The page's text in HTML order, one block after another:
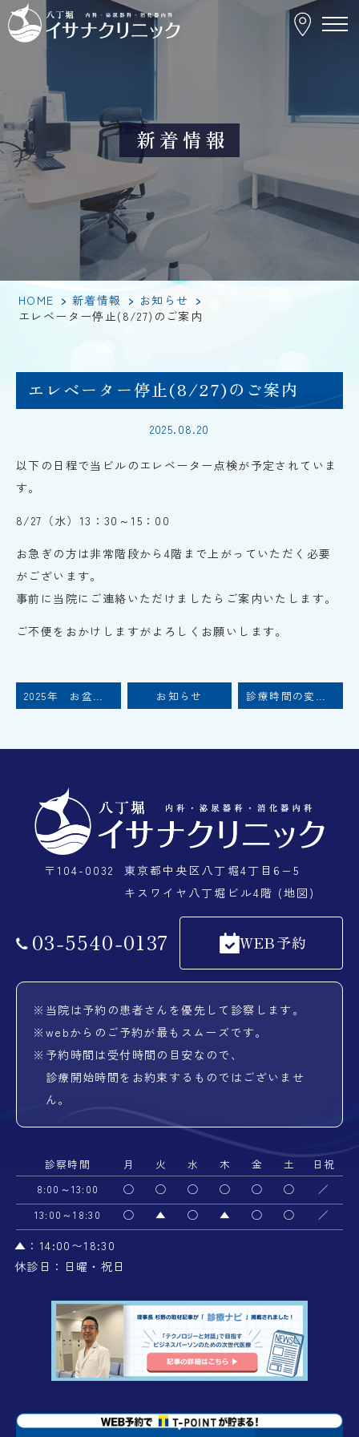
エ
(8/27)
の
ご
案
内
新着情報
HOME > 新着情報 > お知らせ >
エレベーター停止(8/27)のご案内
エレベーター停止(8/27)のご案内
2025.08.20
以下の日程で当ビルのエレベーター点検が予定されていま
す。
8/27（水）13：30～15：00
お急ぎの方は非常階段から4階まで上がっていただく必要
がございます。
事前に当院にご連絡いただけましたらご案内いたします。
ご不便をおかけしますがよろしくお願いします。
2025年 お盆期間中の診察について お知らせ 診療時間の変更について
〒104-0032
東京都中央区八丁堀4丁目6−5
キスワイヤ八丁堀ビル4階 (地図)
03-5540-0137 WEB予約
※ 当院は予約の患者さんを優先して診察します。
※ webからのご予約が最もスムーズです。
※ 予約時間は受付時間の目安なので、
診療開始時間をお約束するものではございませ
ん。
診察時間 月 火 水 木 金 土
日祝
8:00～13:00
◯ ◯ ◯ ◯ ◯ ◯
／
13:00～18:30
◯ ▲ ◯ ▲ ◯ ◯ ／
▲：14:00〜18:30
休診日：日曜・祝日